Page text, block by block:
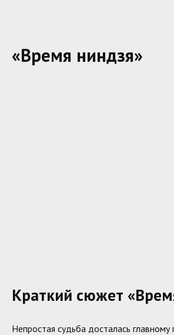
«Время ниндзя»
Краткий сюжет
Непростая судьба досталась